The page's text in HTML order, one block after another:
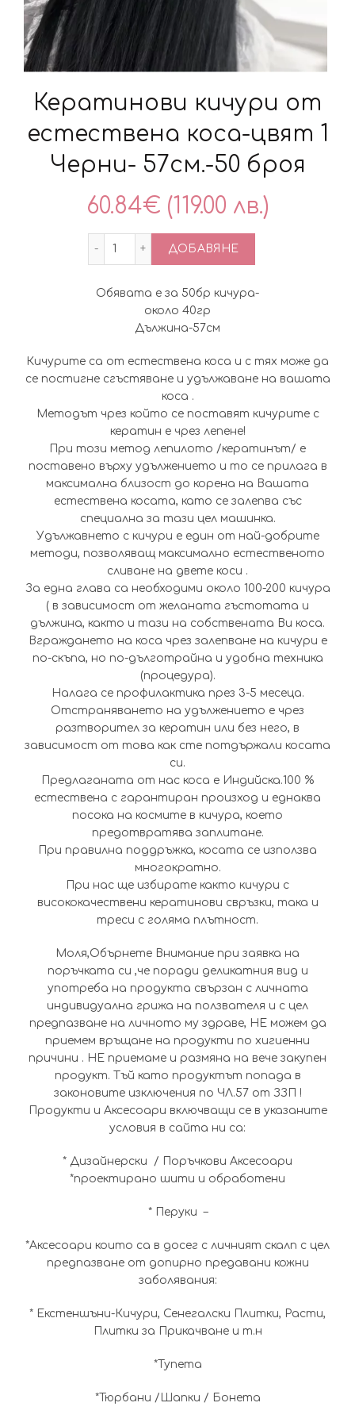
Кератинови кичури от
естествена коса-цвят 1
Черни- 57см.-50 броя
60.84€ (119.00 лв.)
количество за Кератинови кичури
ДОБАВЯНЕ
Обявата е за 50бр кичура-
около 40гр
Дължина-57см
Кичурите са от естествена коса и с тях може да
се постигне сгъстяване и удължаване на вашата
коса .
Методът чрез който се поставят кичурите с
кератин е чрез лепене!
При този метод лепилото /кератинът/ е
поставено върху удължението и то се прилага в
максимална близост до корена на Вашата
естествена косата, като се залепва със
специална за тази цел машинка.
Удължавнето с кичури е един от най-добрите
методи, позволяващ максимално естественото
сливане на двете коси .
За една глава са необходими около 100-200 кичура
( в зависимост от желаната гъстотата и
дължина, както и тази на собствената Ви коса.
Вграждането на коса чрез залепване на кичури е
по-скъпа, но по-дълготрайна и удобна техника
(процедура).
Налага се профилактика през 3-5 месеца.
Отстраняването на удължението е чрез
разтворител за кератин или без него, в
зависимост от това как сте потдържали косата
си.
Предлаганата от нас коса е Индийска.100 %
естествена с гарантиран произход и еднаква
посока на космите в кичура, което
предотвратява заплитане.
При правилна поддръжка, косата се използва
многократно.
При нас ще избирате както кичури с
висококачествени кератинови свръзки, така и
треси с голяма плътност.
Моля,Обърнете Внимание при заявка на
поръчката си ,че поради деликатния вид и
употреба на продукта свързан с личната
индивидуална грижа на ползвателя и с цел
предпазване на личното му здраве, НЕ можем да
приемем връщане на продукти по хигиенни
причини . НЕ приемаме и размяна на вече закупен
продукт. Тъй като продуктът попада в
законовите изключения по ЧЛ.57 от ЗЗП !
Продукти и Аксесоари включващи се в указаните
условия в сайта ни са:
* Дизайнерски / Поръчкови Аксесоари
*проектирано шити и обработени
* Перуки –
*Аксесоари които са в досег с личният скалп с цел
предпазване от допирно предавани кожни
заболявания:
* Екстеншъни-Кичури, Сенегалски Плитки, Расти,
Плитки за Прикачване и т.н
*Тупета
*Тюрбани /Шапки / Бонета